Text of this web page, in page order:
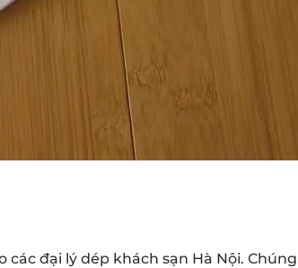
các đại lý dép khách sạn Hà Nội. Chúng